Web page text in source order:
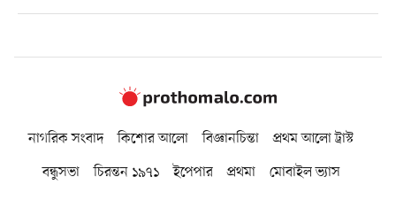
নাগরিক সংবাদ কিশোর আলো বিজ্ঞানচিন্তা
প্রথম আলো ট্রাস্ট
বন্ধুসভা
চিরন্তন ১৯৭১ ইপেপার প্রথমা মোবাইল ভ্যাস